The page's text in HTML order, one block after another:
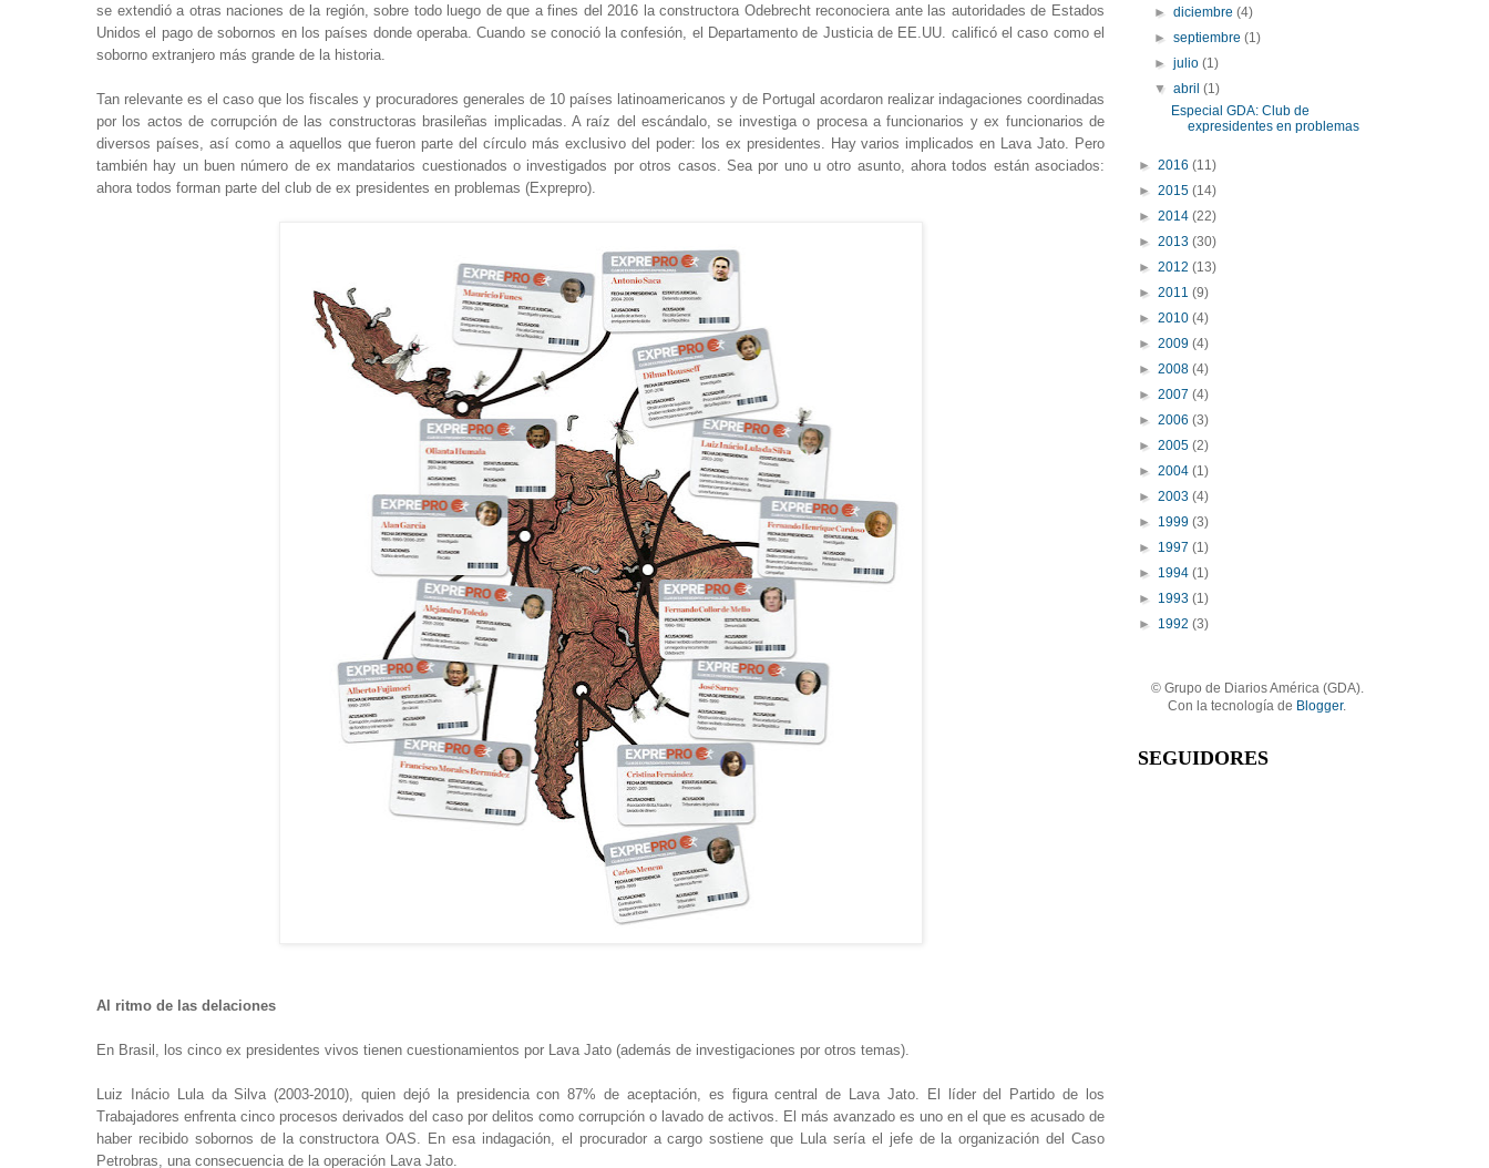
se extendió a otras naciones de la región, sobre todo luego de que a fines del 2016 la constructora Odebrecht reconociera ante las autoridades de Estados
Unidos el pago de sobornos en los países donde operaba. Cuando se conoció la confesión, el Departamento de Justicia de EE.UU. calificó el caso como el
soborno extranjero más grande de la historia.
Tan relevante es el caso que los fiscales y procuradores generales de 10 países latinoamericanos y de Portugal acordaron realizar indagaciones coordinadas
por los actos de corrupción de las constructoras brasileñas implicadas. A raíz del escándalo, se investiga o procesa a funcionarios y ex funcionarios de
diversos países, así como a aquellos que fueron parte del círculo más exclusivo del poder: los ex presidentes. Hay varios implicados en Lava Jato. Pero
también hay un buen número de ex mandatarios cuestionados o investigados por otros casos. Sea por uno u otro asunto, ahora todos están asociados:
ahora todos forman parte del club de ex presidentes en problemas (Exprepro).
Al ritmo de las delaciones
En Brasil, los cinco ex presidentes vivos tienen cuestionamientos por Lava Jato (además de investigaciones por otros temas).
Luiz Inácio Lula da Silva (2003-2010), quien dejó la presidencia con 87% de aceptación, es figura central de Lava Jato. El líder del Partido de los
Trabajadores enfrenta cinco procesos derivados del caso por delitos como corrupción o lavado de activos. El más avanzado es uno en el que es acusado de
haber recibido sobornos de la constructora OAS. En esa indagación, el procurador a cargo sostiene que Lula sería el jefe de la organización del Caso
Petrobras, una consecuencia de la operación Lava Jato.
►diciembre(4)
►septiembre(1)
►julio(1)
▼abril(1)
Especial GDA: Club de
expresidentes en problemas
► 2016 (11)
► 2015 (14)
► 2014 (22)
► 2013 (30)
► 2012 (13)
► 2011 (9)
► 2010 (4)
► 2009 (4)
► 2008 (4)
► 2007 (4)
► 2006 (3)
► 2005 (2)
► 2004 (1)
► 2003 (4)
► 1999 (3)
► 1997 (1)
► 1994 (1)
► 1993 (1)
► 1992 (3)
© Grupo de Diarios América (GDA).
Con la tecnología de Blogger.
SEGUIDORES